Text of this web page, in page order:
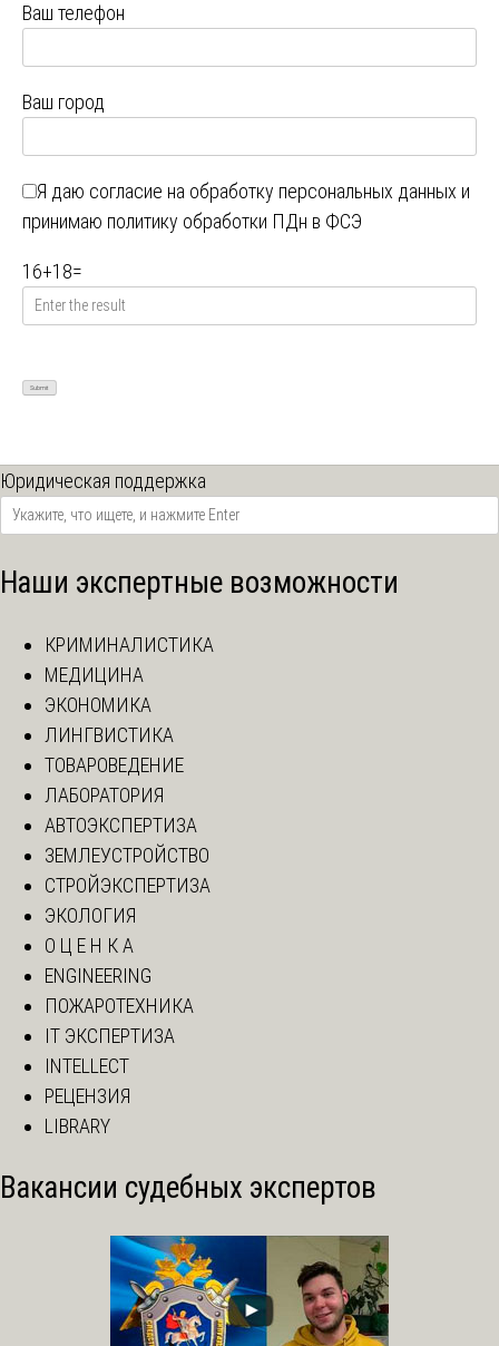
Ваш телефон
Ваш город
Я даю согласие на обработку персональных данных и
принимаю политику обработки ПДн в ФСЭ
16+18=
Юридическая поддержка
Наши экспертные возможности
КРИМИНАЛИСТИКА
МЕДИЦИНА
ЭКОНОМИКА
ЛИНГВИСТИКА
ТОВАРОВЕДЕНИЕ
ЛАБОРАТОРИЯ
АВТОЭКСПЕРТИЗА
ЗЕМЛЕУСТРОЙСТВО
СТРОЙЭКСПЕРТИЗА
ЭКОЛОГИЯ
О Ц Е Н К А
ENGINEERING
ПОЖАРОТЕХНИКА
IT ЭКСПЕРТИЗА
INTELLECT
РЕЦЕНЗИЯ
LIBRARY
Вакансии судебных экспертов